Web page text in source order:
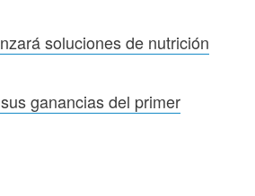
soluciones de nutrición
ganancias del primer